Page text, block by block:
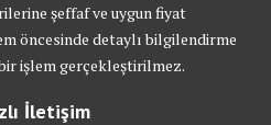
şeffaf ve uygun fiyat
öncesinde detaylı bilgilendirme
işlem gerçekleştirilmez.
İletişim